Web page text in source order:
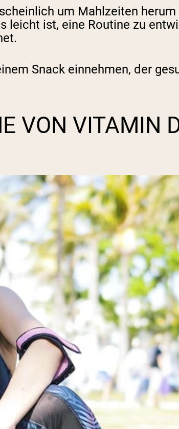
um Mahlzeiten
leicht ist, eine Routine zu
Snack einnehmen, der
VON VITAMIN